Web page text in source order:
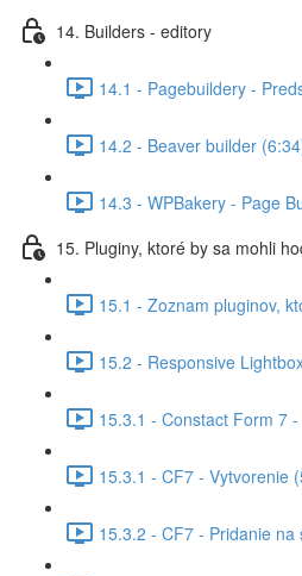
14. Builders - editory
14.1 - Pagebuildery -
14.2 - Beaver builder
14.3 - WPBakery - Page
15. Pluginy, ktoré by sa mohli
15.1 - Zoznam pluginov,
15.2 - Responsive
15.3.1 - Constact Form 7
15.3.1 - CF7 - Vytvorenie
15.3.2 - CF7 - Pridanie na